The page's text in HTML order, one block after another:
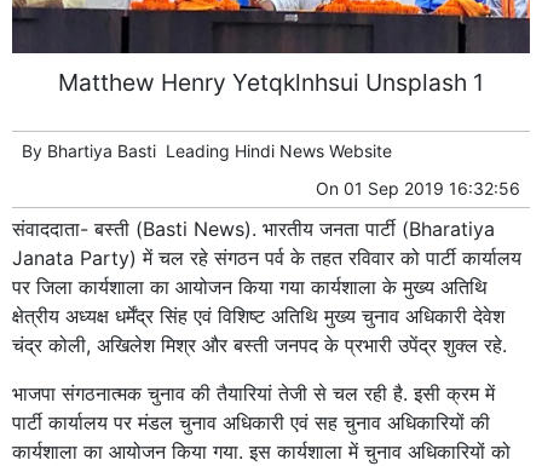
Matthew Henry Yetqklnhsui Unsplash 1
By Bhartiya Basti Leading Hindi News Website
On 01 Sep 2019 16:32:56
संवाददाता- बस्ती (Basti News). भारतीय जनता पार्टी (Bharatiya
Janata Party) में चल रहे संगठन पर्व के तहत रविवार को पार्टी कार्यालय
पर जिला कार्यशाला का आयोजन किया गया कार्यशाला के मुख्य अतिथि
क्षेत्रीय अध्यक्ष धर्मेंद्र सिंह एवं विशिष्ट अतिथि मुख्य चुनाव अधिकारी देवेश
चंद्र कोली, अखिलेश मिश्र और बस्ती जनपद के प्रभारी उपेंद्र शुक्ल रहे.
भाजपा संगठनात्मक चुनाव की तैयारियां तेजी से चल रही है. इसी क्रम में
पार्टी कार्यालय पर मंडल चुनाव अधिकारी एवं सह चुनाव अधिकारियों की
कार्यशाला का आयोजन किया गया. इस कार्यशाला में चुनाव अधिकारियों को